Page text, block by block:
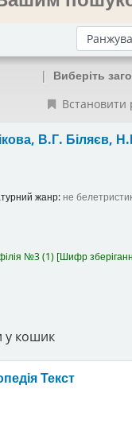
Виберіть
Встановити
В.Г. Біляєв,
жанр: не
№3(1) Шифр
у кошик
Текст